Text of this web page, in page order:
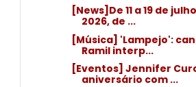
[News]De 11 a 19 de
2026, de ...
[Música] 'Lampejo':
Ramil interp...
[Eventos] Jennifer
aniversário com ...